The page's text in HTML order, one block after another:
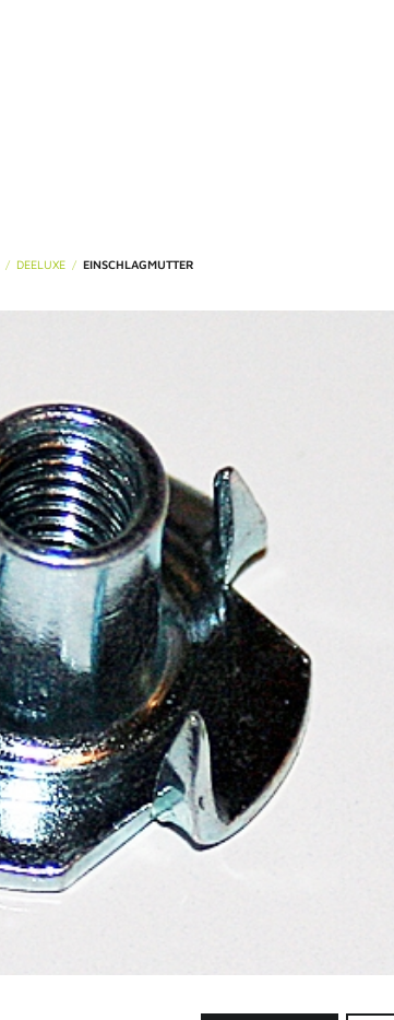
/ DEELUXE / EINSCHLAGMUTTER